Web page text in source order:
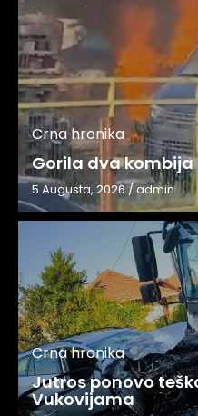
Crna hronika
Gorila dva kombija
5 Augusta, 2026/admin
Crna hronika
Jutros ponovo
Vukovijama